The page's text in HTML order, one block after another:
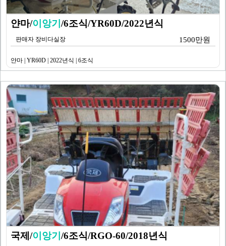
얀마/이앙기/6조식/YR60D/2022년식
판매자 장비다실장 1500만원
얀마 | YR60D | 2022년식 | 6조식
국제/이앙기/6조식/RGO-60/2018년식